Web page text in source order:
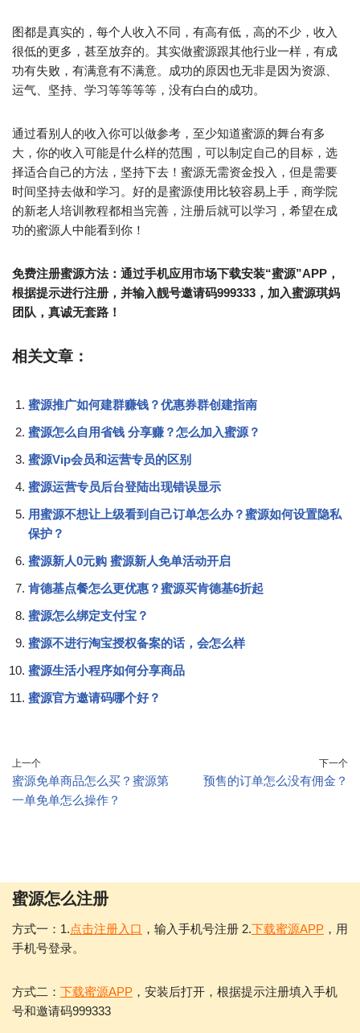
图都是真实的，每个人收入不同，有高有低，高的不少，收入
很低的更多，甚至放弃的。其实做蜜源跟其他行业一样，有成
功有失败，有满意有不满意。成功的原因也无非是因为资源、
运气、坚持、学习等等等等，没有白白的成功。
通过看别人的收入你可以做参考，至少知道蜜源的舞台有多
大，你的收入可能是什么样的范围，可以制定自己的目标，选
择适合自己的方法，坚持下去！蜜源无需资金投入，但是需要
时间坚持去做和学习。好的是蜜源使用比较容易上手，商学院
的新老人培训教程都相当完善，注册后就可以学习，希望在成
功的蜜源人中能看到你！
免费注册蜜源方法：通过手机应用市场下载安装“蜜源”APP，
根据提示进行注册，并输入靓号邀请码999333，加入蜜源琪妈
团队，真诚无套路！
相关文章：
蜜源推广如何建群赚钱？优惠券群创建指南
蜜源怎么自用省钱 分享赚？怎么加入蜜源？
蜜源Vip会员和运营专员的区别
蜜源运营专员后台登陆出现错误显示
用蜜源不想让上级看到自己订单怎么办？蜜源如何设置隐私
保护？
蜜源新人0元购 蜜源新人免单活动开启
肯德基点餐怎么更优惠？蜜源买肯德基6折起
蜜源怎么绑定支付宝？
蜜源不进行淘宝授权备案的话，会怎么样
蜜源生活小程序如何分享商品
蜜源官方邀请码哪个好？
上一个
蜜源免单商品怎么买？蜜源第
一单免单怎么操作？
下一个
预售的订单怎么没有佣金？
蜜源怎么注册
方式一：1.点击注册入口 ，输入手机号注册 2.下载蜜源APP ，用
手机号登录。
方式二： 下载蜜源APP ，安装后打开，根据提示注册填入手机
号和邀请码999333